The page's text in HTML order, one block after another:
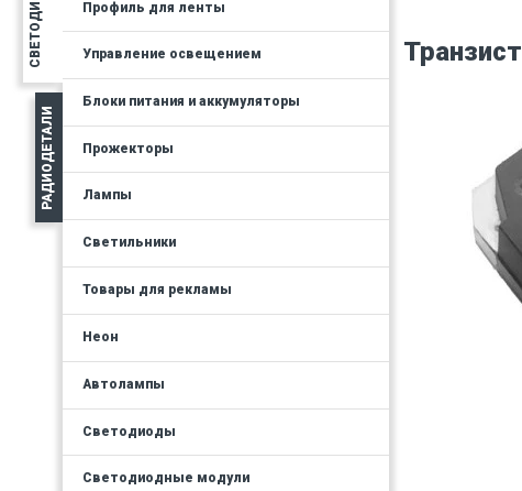
РАДИОДЕТАЛИ
Профиль для ленты
Управление освещением
Блоки питания и аккумуляторы
Прожекторы
Лампы
Светильники
Товары для рекламы
Неон
Автолампы
Светодиоды
Светодиодные модули